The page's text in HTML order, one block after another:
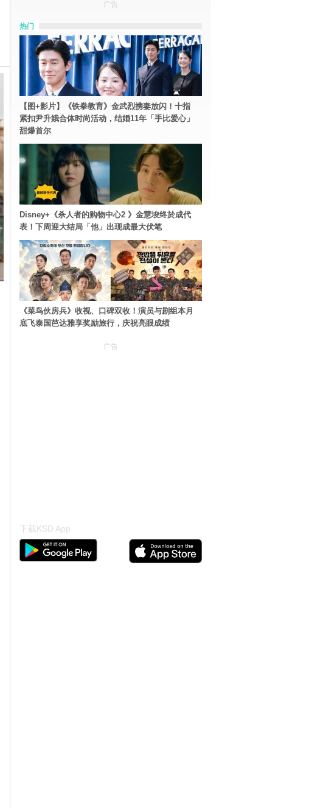
广告
热门
【图+影片】《铁拳教育》金武烈携妻放闪！十指
紧扣尹升娥合体时尚活动，结婚11年「手比爱心」
甜爆首尔
Disney+《杀人者的购物中心2 》金慧埈终於成代
表！下周迎大结局「他」出现成最大伏笔
《菜鸟伙房兵》收视、口碑双收！演员与剧组本月
底飞泰国芭达雅享奖励旅行，庆祝亮眼成绩
广告
下载KSD App